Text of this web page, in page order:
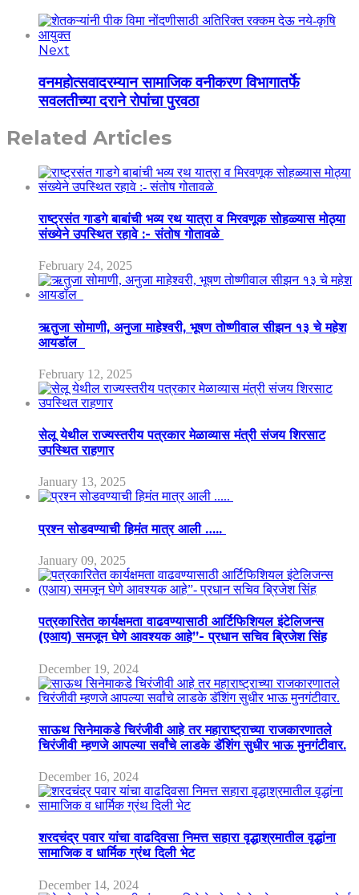
Next
वनमहोत्सवादरम्यान सामाजिक वनीकरण विभागातर्फे
सवलतीच्या दराने रोपांचा पुरवठा
Related Articles
राष्ट्रसंत गाडगे बाबांची भव्य रथ यात्रा व मिरवणूक सोहळ्यास मोठ्या
संख्येने उपस्थित रहावे :- संतोष गोतावळे
February 24, 2025
ऋतुजा सोमाणी, अनुजा माहेश्वरी, भूषण तोष्णीवाल सीझन १३ चे महेश
आयडॉल
February 12, 2025
सेलू येथील राज्यस्तरीय पत्रकार मेळाव्यास मंत्री संजय शिरसाट
उपस्थित राहणार
January 13, 2025
प्रश्न सोडवण्याची हिमंत मात्र आली …..
January 09, 2025
पत्रकारितेत कार्यक्षमता वाढवण्यासाठी आर्टिफिशियल इंटेलिजन्स
(एआय) समजून घेणे आवश्यक आहे”- प्रधान सचिव ब्रिजेश सिंह
December 19, 2024
साऊथ सिनेमाकडे चिरंजीवी आहे तर महाराष्ट्राच्या राजकारणातले
चिरंजीवी म्हणजे आपल्या सर्वांचे लाडके डॅशिंग सुधीर भाऊ मुनगंटीवार.
December 16, 2024
शरदचंद्र पवार यांचा वाढदिवसा निमत्त सहारा वृद्धाश्रमातील वृद्धांना
सामाजिक व धार्मिक ग्रंथ दिली भेट
December 14, 2024